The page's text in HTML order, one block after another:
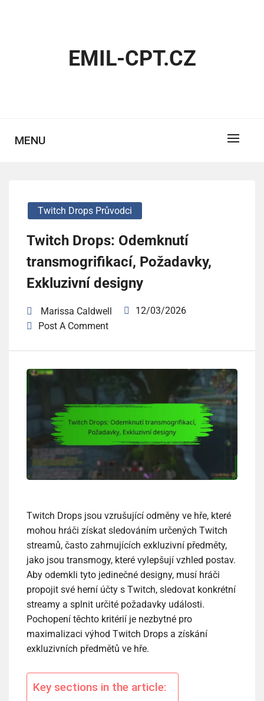
EMIL-CPT.CZ
MENU
Twitch Drops Průvodci
Twitch Drops: Odemknutí
transmogrifikací, Požadavky,
Exkluzivní designy
Marissa Caldwell
12/03/2026
Post A Comment
Twitch Drops jsou vzrušující odměny ve hře, které
mohou hráči získat sledováním určených Twitch
streamů, často zahrnujících exkluzivní předměty,
jako jsou transmogy, které vylepšují vzhled postav.
Aby odemkli tyto jedinečné designy, musí hráči
propojit své herní účty s Twitch, sledovat konkrétní
streamy a splnit určité požadavky události.
Pochopení těchto kritérií je nezbytné pro
maximalizaci výhod Twitch Drops a získání
exkluzivních předmětů ve hře.
Key sections in the article: